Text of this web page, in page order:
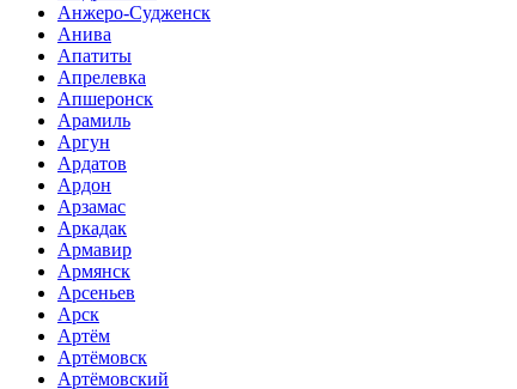
Анжеро-Судженск
Анива
Апатиты
Апрелевка
Апшеронск
Арамиль
Аргун
Ардатов
Ардон
Арзамас
Аркадак
Армавир
Армянск
Арсеньев
Арск
Артём
Артёмовск
Артёмовский